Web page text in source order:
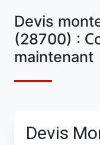
Devis
(28700) :
maintenant
Devis